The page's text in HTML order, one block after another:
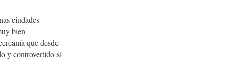
ciudades
bien
que desde
y controvertido si